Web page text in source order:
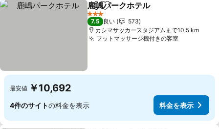
シェアお気に入りに追加
鹿嶋パークホテル
3 ホテルのランク
7.5 良い
573
カシマサッカースタジアムまで10.5 km
フットマッサージ機付きの客室料金を表示
最安値 ￥10,692
4件のサイトの料金を表示 料金を表示